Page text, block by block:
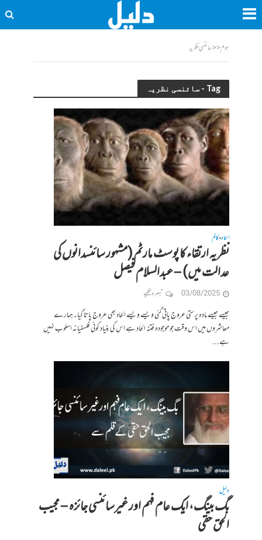
ہوم<<سائنسی نظریہ
Tag - سائنسی نظریہ
الحاد•کالم
نظریہ ارتقاء کا پوسٹ مارٹم (مشہور سائنسدانوں کی
عدالت میں) – عبدالسلام فیصل
03/08/2025 تبصرہ لکھیے
جیسے جیسے مادہ پرستی عروج پاتی گئی ویسے ویسے الحاد بھی عروج پاتا گیا۔ہمارے
معاشروں میں اس وقت جو موجودہ فتنہ الحاد ہے اس کی بنیاد کوئی فلسفیانہ اسلوب نہیں
ہے...
دلیل
بگ بینگ، ایک عام فہم اور غیرسائنسی جائزہ – مجیب
الحق حقی